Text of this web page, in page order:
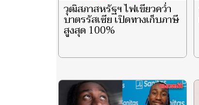
วุฒิสภาสหรัฐฯ ไฟเขียวคว่ำ
บาตรรัสเซีย เปิดทางเก็บภาษี
สูงสุด 100%